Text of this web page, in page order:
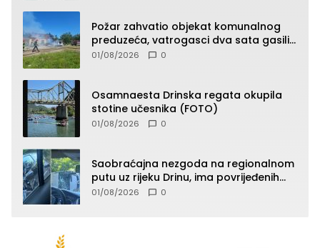
Požar zahvatio objekat komunalnog
preduzeća, vatrogasci dva sata gasili
vatru (FOTO)
01/08/2026 0
Osamnaesta Drinska regata okupila
stotine učesnika (FOTO)
01/08/2026 0
Saobraćajna nezgoda na regionalnom
putu uz rijeku Drinu, ima povrijeđenih
lica (FOTO)
01/08/2026 0